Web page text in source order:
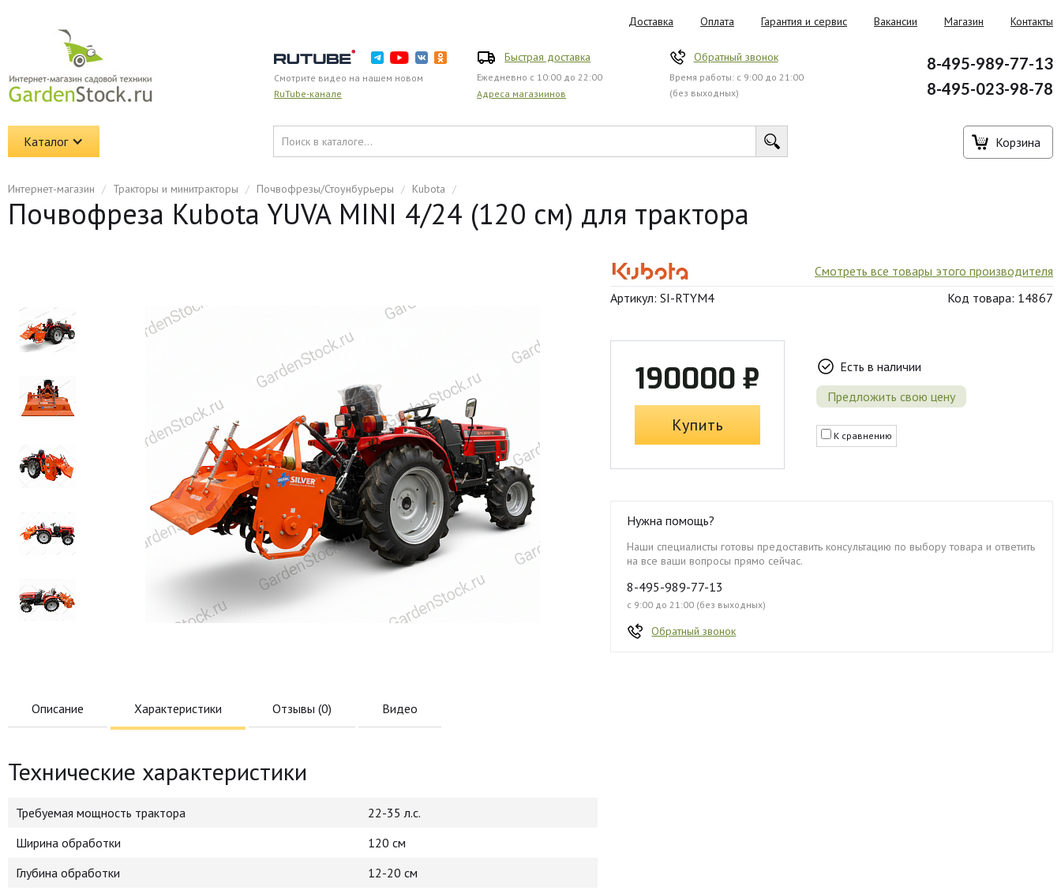
Доставка Оплата Гарантия и сервис Вакансии Магазин Контакты
Смотрите видео на нашем новом
RuTube-канале
Быстрая доставка
Ежедневно с 10:00 до 22:00
Адреса магазиинов
Обратный звонок
Время работы: с 9:00 до 21:00
(без выходных)
8-495-989-77-13
8-495-023-98-78
Каталог Корзина
Интернет-магазин / Тракторы и минитракторы / Почвофрезы/Стоунбурьеры / Kubota /
Почвофреза Kubota YUVA MINI 4/24 (120 см) для трактора
Смотреть все товары этого производителя
Артикул: SI-RTYM4
Код товара: 14867
190000 ₽
Купить
Есть в наличии
Предложить свою цену
К сравнению
Нужна помощь?
Наши специалисты готовы предоставить консультацию по выбору товара и ответить
на все ваши вопросы прямо сейчас.
8-495-989-77-13
с 9:00 до 21:00 (без выходных)
Обратный звонок
Описание Характеристики Отзывы (0) Видео
Технические характеристики
Требуемая мощность трактора
22-35 л.с.
Ширина обработки
120 см
Глубина обработки
12-20 см